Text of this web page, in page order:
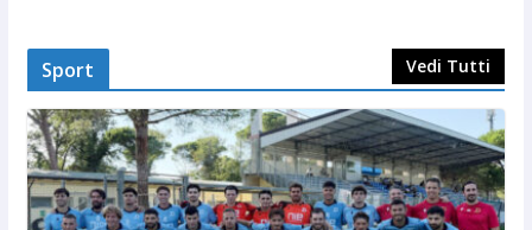
Sport Vedi Tutti